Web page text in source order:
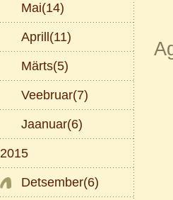
Mai(14)
Aprill(11)
Märts(5)
Veebruar(7)
Jaanuar(6)
2015
Detsember(6)